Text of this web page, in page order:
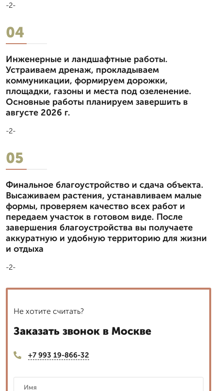
-2-
04
Инженерные и ландшафтные работы.
Устраиваем дренаж, прокладываем
коммуникации, формируем дорожки,
площадки, газоны и места под озеленение.
Основные работы планируем завершить в
августе 2026 г.
-2-
05
Финальное благоустройство и сдача объекта.
Высаживаем растения, устанавливаем малые
формы, проверяем качество всех работ и
передаем участок в готовом виде. После
завершения благоустройства вы получаете
аккуратную и удобную территорию для жизни
и отдыха
-2-
Не хотите считать?
Заказать звонок в Москве
+7 993 19-866-32